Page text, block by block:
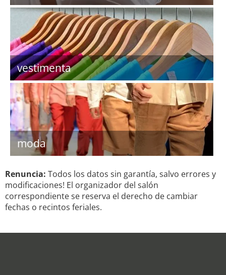
vestimenta
moda
Renuncia: Todos los datos sin garantía, salvo errores y
modificaciones! El organizador del salón
correspondiente se reserva el derecho de cambiar
fechas o recintos feriales.